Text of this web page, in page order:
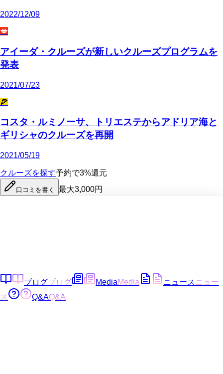
2022/12/09
💋
アイーダ・クルーズが新しいクルーズプログラムを
発表
2021/07/23
🍕
コスタ・ルミノーサ、トリエステからアドリア海と
ギリシャのクルーズを再開
2021/05/19
クルーズを探す予約で3%還元
口コミを書く 最大3,000円
ブログブログ MediaMedia ニュース ニュー
ス
Q&AQ&A